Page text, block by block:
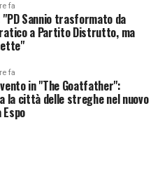
fa
"PD Sannio trasformato da
a Partito Distrutto, ma
fa
in "The Goatfather":
la città delle streghe nel nuovo